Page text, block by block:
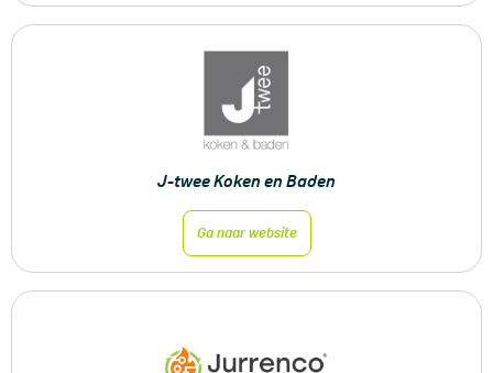
J-twee Koken en Baden
Ga naar website